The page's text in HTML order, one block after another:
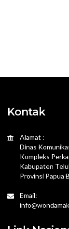
Kontak
Alamat :
Dinas
Kompleks
Kabupaten
Provinsi Papua
Email: